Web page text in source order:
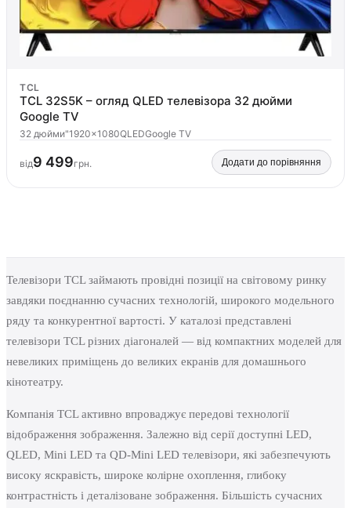
TCL
TCL 32S5K – огляд QLED телевізора 32 дюйми
Google TV
32 дюйми"1920×1080QLEDGoogle TV
від9 499грн. Додати до порівняння
Телевізори TCL займають провідні позиції на світовому ринку
завдяки поєднанню сучасних технологій, широкого модельного
ряду та конкурентної вартості. У каталозі представлені
телевізори TCL різних діагоналей — від компактних моделей для
невеликих приміщень до великих екранів для домашнього
кінотеатру.
Компанія TCL активно впроваджує передові технології
відображення зображення. Залежно від серії доступні LED,
QLED, Mini LED та QD-Mini LED телевізори, які забезпечують
високу яскравість, широке колірне охоплення, глибоку
контрастність і деталізоване зображення. Більшість сучасних